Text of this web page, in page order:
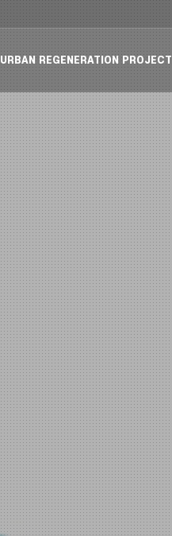
URBAN REGENERATION PROJECT